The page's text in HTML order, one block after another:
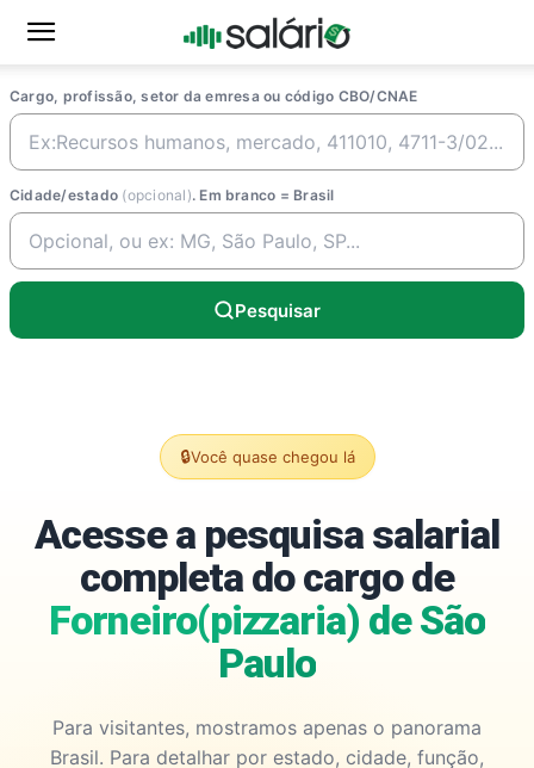
Cargo, profissão, setor da emresa ou código CBO/CNAE
Cidade/estado (opcional). Em branco = Brasil
Pesquisar
🔒Você quase chegou lá
Acesse a pesquisa salarial
completa do cargo de
Forneiro(pizzaria) de São
Paulo
Para visitantes, mostramos apenas o panorama
Brasil. Para detalhar por estado, cidade, função,